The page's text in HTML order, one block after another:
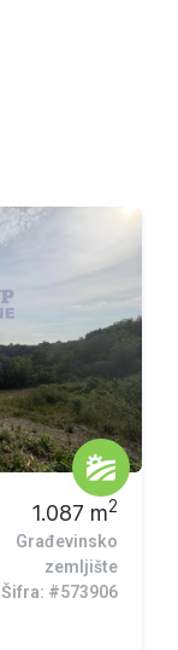
1.087 m2
Građevinsko
zemljište
Šifra: #573906